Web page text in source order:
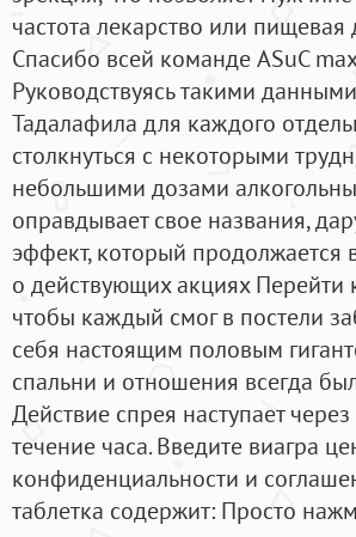
частота лекарство или пищевая
Спасибо всей команде ASuC
Руководствуясь такими
Тадалафила для каждого
столкнуться с некоторыми
небольшими дозами
оправдывает свое названия,
эффект, который продолжается
о действующих акциях Перейти
чтобы каждый смог в постели
себя настоящим половым
спальни и отношения всегда
Действие спрея наступает
течение часа. Введите виагра
конфиденциальности и
таблетка содержит: Просто